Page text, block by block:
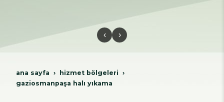
‹ ›
ana sayfa
hi̇zmet bölgeleri̇
gazi̇osmanpaşa hali yikama